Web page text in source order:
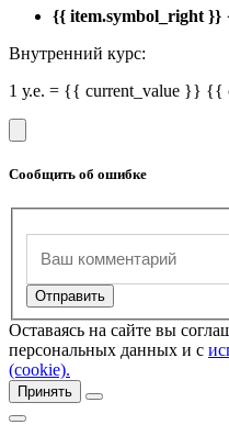
{{ item.symbol_right }}
Внутренний курс:
1 у.е. = {{ current_value }} {{
Сообщить об ошибке
Оставаясь на сайте вы
персональных данных и с
(cookie).
Принять